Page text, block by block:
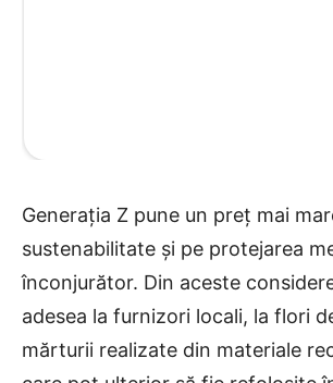
Generația Z pune un preț mai
sustenabilitate și pe protejarea
înconjurător. Din aceste
adesea la furnizori locali, la flori
mărturii realizate din materiale